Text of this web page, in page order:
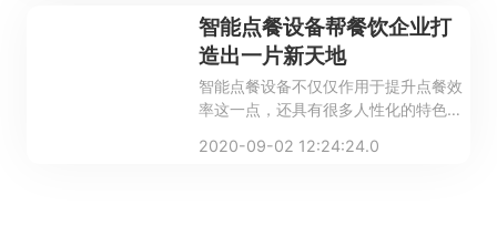
智能点餐设备帮餐饮企业打
造出一片新天地
智能点餐设备不仅仅作用于提升点餐效
率这一点，还具有很多人性化的特色功
效智能的体验。
2020-09-02 12:24:24.0